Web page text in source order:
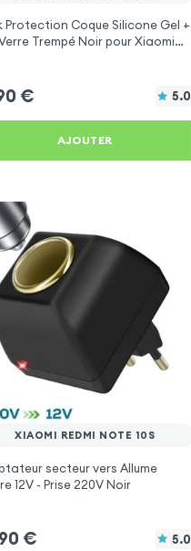
Protection Coque Silicone Gel +
Trempé Noir pour Xiaomi
€ 5.0
AJOUTER
XIAOMI REDMI NOTE 10S
secteur vers Allume
12V - Prise 220V Noir
€ 5.0